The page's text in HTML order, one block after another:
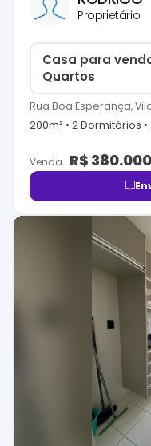
Proprietário
Casa para
Quartos
Rua Boa Esperança,
200m² • 2Dormitórios •
Venda R$ 380.000